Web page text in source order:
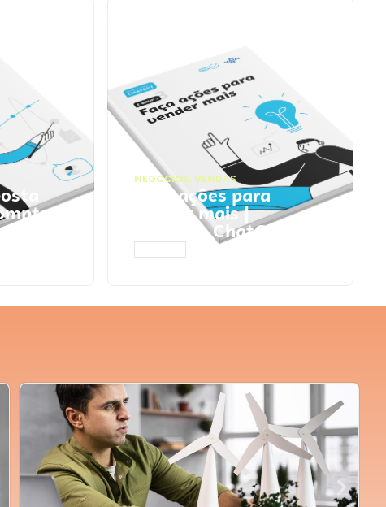
NEGÓCIOS, VENDAS
Faça ações para
vender mais |
Prompts ChatGPT